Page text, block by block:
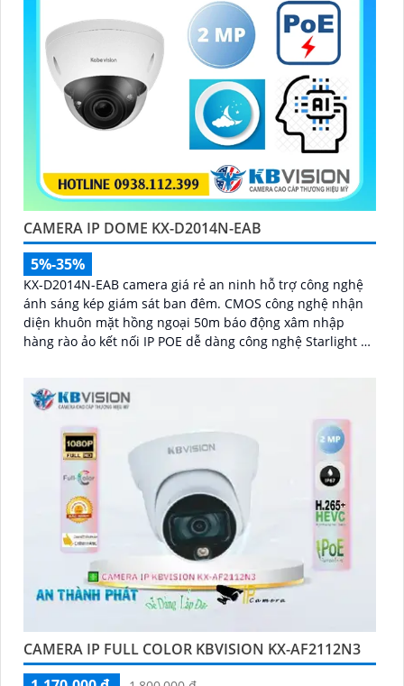
CAMERA IP DOME KX-D2014N-EAB
5%-35%
KX-D2014N-EAB camera giá rẻ an ninh hỗ trợ công nghệ
ánh sáng kép giám sát ban đêm. CMOS công nghệ nhận
diện khuôn mặt hồng ngoại 50m báo động xâm nhập
hàng rào ảo kết nối IP POE dễ dàng công nghệ Starlight hỗ
CAMERA IP FULL COLOR KBVISION KX-AF2112N3